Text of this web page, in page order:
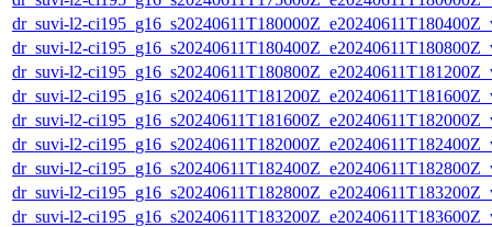
dr_suvi-l2-
dr_suvi-l2-
dr_suvi-l2-
dr_suvi-l2-
dr_suvi-l2-
dr_suvi-l2-
dr_suvi-l2-
dr_suvi-l2-
dr_suvi-l2-